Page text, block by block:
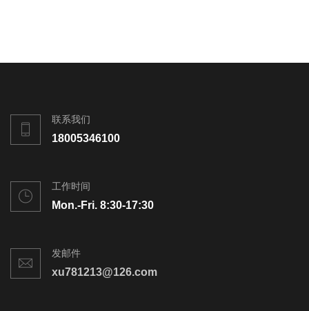
联系我们
18005346100
工作时间
Mon.-Fri. 8:30-17:30
发邮件
xu781213@126.com